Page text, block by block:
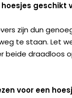
hoesjes geschikt
zijn dun
te staan. Let
beide draadloos
voor een